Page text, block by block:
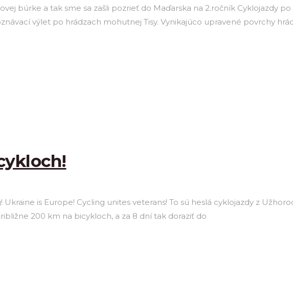
búrke a tak sme sa zašli pozrieť do Maďarska na 2.ročník Cyklojazdy
výlet po hrádzach mohutnej Tisy. Vynikajúco upravené povrchy
is Europe! Cycling unites veterans! To sú heslá cyklojazdy z
200 km na bicykloch, a za 8 dní tak doraziť do